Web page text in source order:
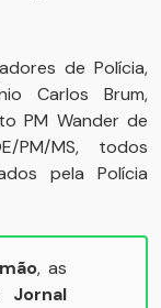
de Polícia,
Carlos Brum,
PM Wander de
PM/MS, todos
pela Polícia
, as
Jornal